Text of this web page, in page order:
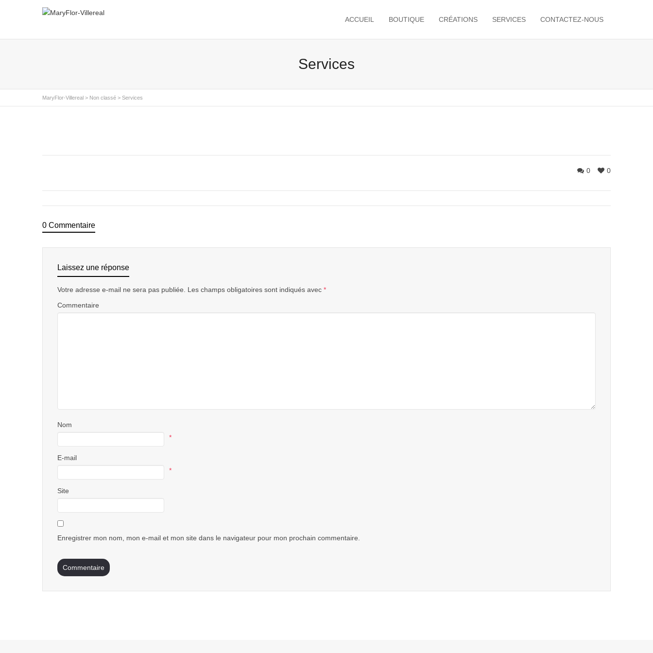
ACCUEIL BOUTIQUE CRÉATIONS SERVICES CONTACTEZ-NOUS
Services
MaryFlor-Villereal > Non classé > Services
0
0
0 Commentaire
Laissez une réponse
Votre adresse e-mail ne sera pas publiée. Les champs obligatoires sont indiqués avec *
Commentaire
Nom
*
E-mail
*
Site
Enregistrer mon nom, mon e-mail et mon site dans le navigateur pour mon prochain commentaire.